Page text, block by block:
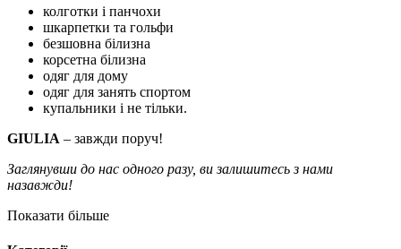
колготки і панчохи
шкарпетки та гольфи
безшовна білизна
корсетна білизна
одяг для дому
одяг для занять спортом
купальники і не тільки.
GIULIA – завжди поруч!
Заглянувши до нас одного разу, ви залишитесь з нами
назавжди!
Показати більше